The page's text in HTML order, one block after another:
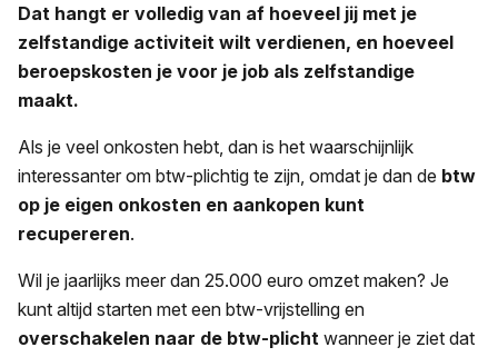
Dat hangt er volledig van af hoeveel jij met je
zelfstandige activiteit wilt verdienen, en hoeveel
beroepskosten je voor je job als zelfstandige
maakt.
Als je veel onkosten hebt, dan is het waarschijnlijk
interessanter om btw-plichtig te zijn, omdat je dan de btw
op je eigen onkosten en aankopen kunt
recupereren.
Wil je jaarlijks meer dan 25.000 euro omzet maken? Je
kunt altijd starten met een btw-vrijstelling en
overschakelen naar de btw-plicht wanneer je ziet dat